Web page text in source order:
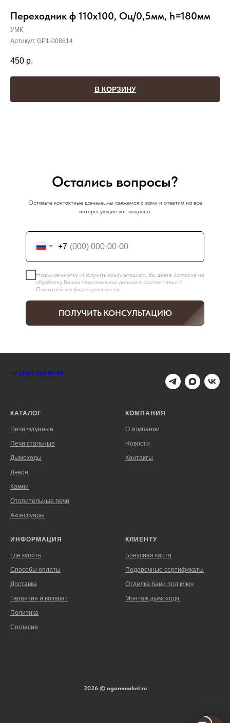
Переходник ф 110х100, Оц/0,5мм, h=180мм
УМК
Артикул: GP1-008614
450 р.
В КОРЗИНУ
Остались вопросы?
Оставьте контактные данные, мы свяжемся с вами и ответим на все
интересующие вас вопросы.
+7
Нажимая кнопку «Получить консультацию», Вы даете согласие на
обработку Ваших персональных данных в соответствии с
Политикой конфиденциальности
ПОЛУЧИТЬ КОНСУЛЬТАЦИЮ
+7 (347) 298 90 98
КАТАЛОГ
Печи чугунные
Печи стальные
Дымоходы
Двери
Камни
Отопительные печи
Аксессуары
КОМПАНИЯ
О компании
Новости
Контакты
ИНФОРМАЦИЯ
Где купить
Способы оплаты
Доставка
Гарантия и возврат
Политика
Согласие
КЛИЕНТУ
Бонусная карта
Подарочные сертификаты
Отделка бани под ключ
Монтаж дымохода
2026 © ogonmarket.ru